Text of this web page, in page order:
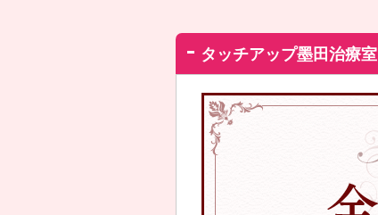
タッチアップ墨田治療室